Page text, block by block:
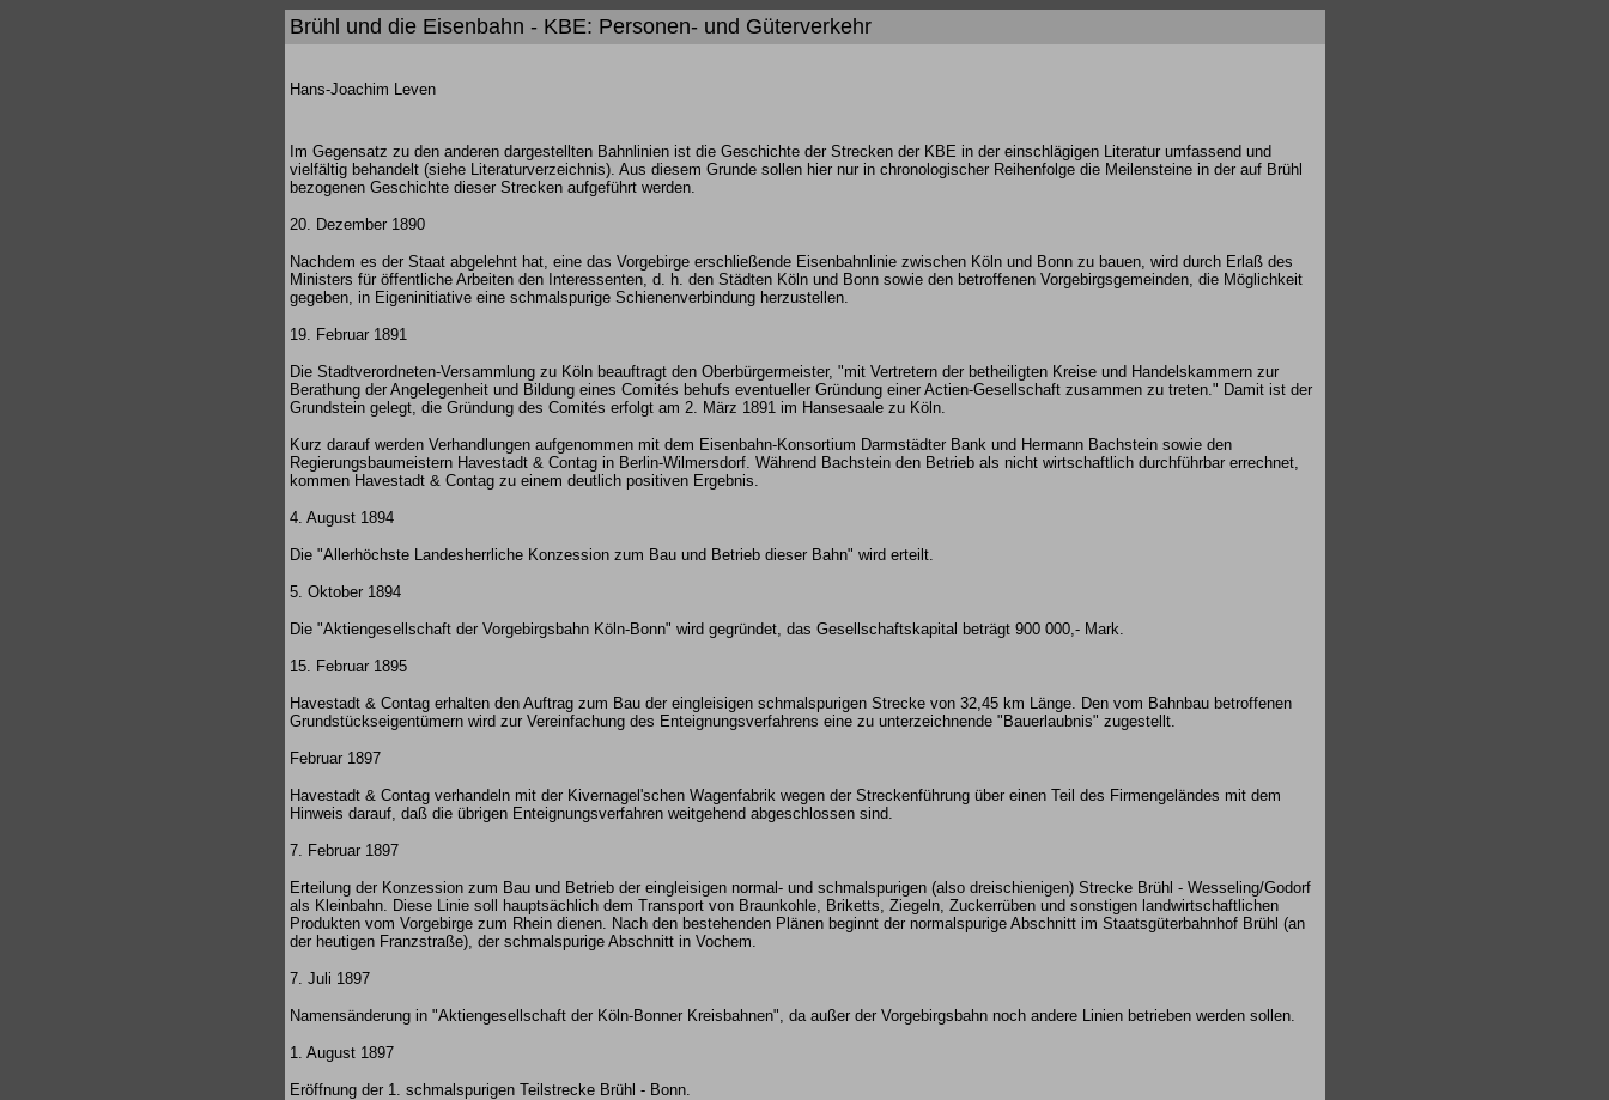
Brühl und die Eisenbahn - KBE: Personen- und Güterverkehr
Hans-Joachim Leven
Im Gegensatz zu den anderen dargestellten Bahnlinien ist die Geschichte der Strecken der KBE in der einschlägigen Literatur umfassend und
vielfältig behandelt (siehe Literaturverzeichnis). Aus diesem Grunde sollen hier nur in chronologischer Reihenfolge die Meilensteine in der auf Brühl
bezogenen Geschichte dieser Strecken aufgeführt werden.
20. Dezember 1890
Nachdem es der Staat abgelehnt hat, eine das Vorgebirge erschließende Eisenbahnlinie zwischen Köln und Bonn zu bauen, wird durch Erlaß des
Ministers für öffentliche Arbeiten den Interessenten, d. h. den Städten Köln und Bonn sowie den betroffenen Vorgebirgsgemeinden, die Möglichkeit
gegeben, in Eigeninitiative eine schmalspurige Schienenverbindung herzustellen.
19. Februar 1891
Die Stadtverordneten-Versammlung zu Köln beauftragt den Oberbürgermeister, "mit Vertretern der betheiligten Kreise und Handelskammern zur
Berathung der Angelegenheit und Bildung eines Comités behufs eventueller Gründung einer Actien-Gesellschaft zusammen zu treten." Damit ist der
Grundstein gelegt, die Gründung des Comités erfolgt am 2. März 1891 im Hansesaale zu Köln.
Kurz darauf werden Verhandlungen aufgenommen mit dem Eisenbahn-Konsortium Darmstädter Bank und Hermann Bachstein sowie den
Regierungsbaumeistern Havestadt & Contag in Berlin-Wilmersdorf. Während Bachstein den Betrieb als nicht wirtschaftlich durchführbar errechnet,
kommen Havestadt & Contag zu einem deutlich positiven Ergebnis.
4. August 1894
Die "Allerhöchste Landesherrliche Konzession zum Bau und Betrieb dieser Bahn" wird erteilt.
5. Oktober 1894
Die "Aktiengesellschaft der Vorgebirgsbahn Köln-Bonn" wird gegründet, das Gesellschaftskapital beträgt 900 000,- Mark.
15. Februar 1895
Havestadt & Contag erhalten den Auftrag zum Bau der eingleisigen schmalspurigen Strecke von 32,45 km Länge. Den vom Bahnbau betroffenen
Grundstückseigentümern wird zur Vereinfachung des Enteignungsverfahrens eine zu unterzeichnende "Bauerlaubnis" zugestellt.
Februar 1897
Havestadt & Contag verhandeln mit der Kivernagel'schen Wagenfabrik wegen der Streckenführung über einen Teil des Firmengeländes mit dem
Hinweis darauf, daß die übrigen Enteignungsverfahren weitgehend abgeschlossen sind.
7. Februar 1897
Erteilung der Konzession zum Bau und Betrieb der eingleisigen normal- und schmalspurigen (also dreischienigen) Strecke Brühl - Wesseling/Godorf
als Kleinbahn. Diese Linie soll hauptsächlich dem Transport von Braunkohle, Briketts, Ziegeln, Zuckerrüben und sonstigen landwirtschaftlichen
Produkten vom Vorgebirge zum Rhein dienen. Nach den bestehenden Plänen beginnt der normalspurige Abschnitt im Staatsgüterbahnhof Brühl (an
der heutigen Franzstraße), der schmalspurige Abschnitt in Vochem.
7. Juli 1897
Namensänderung in "Aktiengesellschaft der Köln-Bonner Kreisbahnen", da außer der Vorgebirgsbahn noch andere Linien betrieben werden sollen.
1. August 1897
Eröffnung der 1. schmalspurigen Teilstrecke Brühl - Bonn.